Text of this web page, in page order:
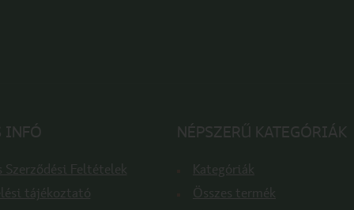
INFÓ
Szerződési Feltételek
tájékoztató
NÉPSZERŰ KATEGÓRIÁK
Kategóriák
Összes termék